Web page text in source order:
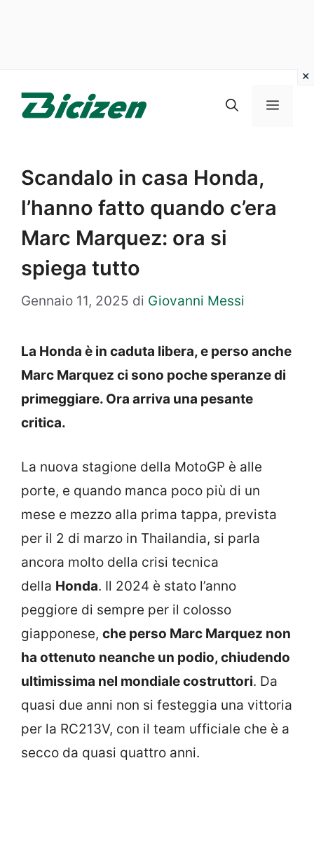
Menu
Scandalo in casa Honda,
l’hanno fatto quando c’era
Marc Marquez: ora si
spiega tutto
Gennaio 11, 2025 di Giovanni Messi
La Honda è in caduta libera, e perso anche
Marc Marquez ci sono poche speranze di
primeggiare. Ora arriva una pesante
critica.
La nuova stagione della MotoGP è alle
porte, e quando manca poco più di un
mese e mezzo alla prima tappa, prevista
per il 2 di marzo in Thailandia, si parla
ancora molto della crisi tecnica
della Honda. Il 2024 è stato l’anno
peggiore di sempre per il colosso
giapponese, che perso Marc Marquez non
ha ottenuto neanche un podio, chiudendo
ultimissima nel mondiale costruttori. Da
quasi due anni non si festeggia una vittoria
per la RC213V, con il team ufficiale che è a
secco da quasi quattro anni.